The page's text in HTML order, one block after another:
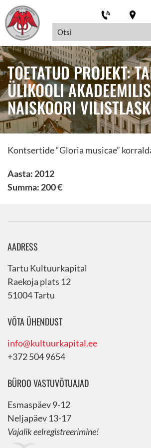
TOETATUD PROJEKT:
ÜLIKOOLI
NAISKOORI
Kontsertide “Gloria musicae”
Aasta: 2012
Summa: 200 €
AADRESS
Tartu Kultuurkapital
Raekoja plats 12
51004 Tartu
VÕTA ÜHENDUST
info@kultuurkapital.ee
+372 504 9654
BÜROO VASTUVÕTUAJAD
Esmaspäev 9-12
Neljapäev 13-17
Vajalik eelregistreerimine!